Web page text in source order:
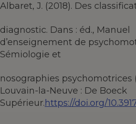
Albaret, J. (2018). Des
diagnostic. Dans : éd., Manuel
d’enseignement de
Sémiologie et
nosographies psychomotrices
Louvain-la-Neuve : De Boeck
Supérieur.https://doi.org/